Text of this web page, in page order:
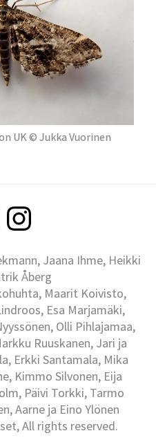
UK © Jukka Vuorinen
Jaana Ihme, Heikki
Åberg
Maarit Koivisto,
Esa Marjamäki,
Olli Pihlajamaa,
Ruuskanen, Jari ja
Erkki Santamala, Mika
Kimmo Silvonen, Eija
Päivi Torkki, Tarmo
Aarne ja Eino Ylönen
All rights reserved.